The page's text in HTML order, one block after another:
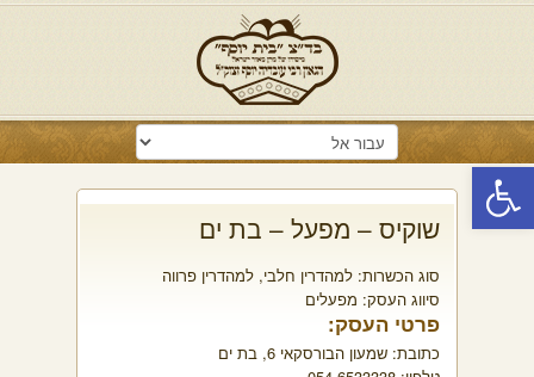
פתח סרגל נגישות
שוקיס – מפעל – בת ים
סוג הכשרות: למהדרין חלבי, למהדרין פרווה
סיווג העסק: מפעלים
פרטי העסק:
כתובת: שמעון הבורסקאי 6, בת ים